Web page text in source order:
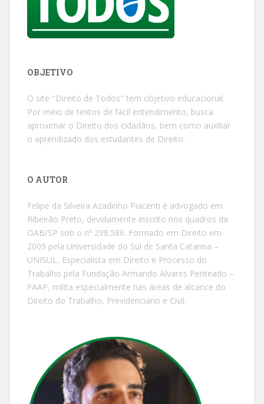
OBJETIVO
O site "Direito de Todos" tem objetivo educacional.
Por meio de textos de fácil entendimento, busca
aproximar o Direito dos cidadãos, bem como auxiliar
o aprendizado dos estudantes de Direito.
O AUTOR
Felipe da Silveira Azadinho Piacenti é advogado em
Ribeirão Preto, devidamente inscrito nos quadros da
OAB/SP sob o nº 298.586. Formado em Direito em
2009 pela Universidade do Sul de Santa Catarina –
UNISUL, Especialista em Direito e Processo do
Trabalho pela Fundação Armando Alvares Penteado –
FAAP, milita especialmente nas áreas de alcance do
Direito do Trabalho, Previdenciário e Civil.